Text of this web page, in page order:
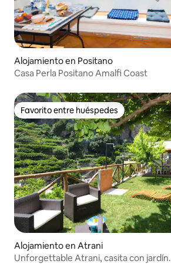
Alojamiento en Positano
Casa Perla Positano Amalfi Coast
Favorito entre huéspedes
Favorito entre huéspedes
Alojamiento en Atrani
Unforgettable Atrani, casita con jardín.